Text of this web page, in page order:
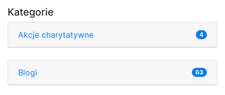
Kategorie
Akcje charytatywne 4
Blogi 63